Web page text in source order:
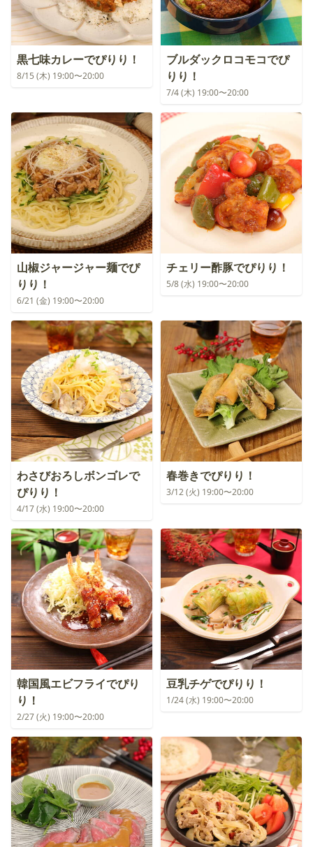
黒七味カレーでぴりり！
8/15 (木) 19:00〜20:00
ブルダックロコモコでぴ
りり！
7/4 (木) 19:00〜20:00
山椒ジャージャー麺でぴ
りり！
6/21 (金) 19:00〜20:00
チェリー酢豚でぴりり！
5/8 (水) 19:00〜20:00
わさびおろしボンゴレで
ぴりり！
4/17 (水) 19:00〜20:00
春巻きでぴりり！
3/12 (火) 19:00〜20:00
韓国風エビフライでぴり
り！
2/27 (火) 19:00〜20:00
豆乳チゲでぴりり！
1/24 (水) 19:00〜20:00